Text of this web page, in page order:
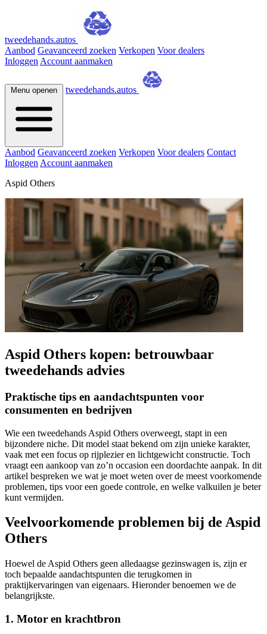
tweedehands.autos
Aanbod Geavanceerd zoeken Verkopen Voor dealers
Inloggen Account aanmaken
Menu openen tweedehands.autos
Aanbod Geavanceerd zoeken Verkopen Voor dealers Contact
Inloggen Account aanmaken
Aspid Others
Aspid Others kopen: betrouwbaar
tweedehands advies
Praktische tips en aandachtspunten voor
consumenten en bedrijven
Wie een tweedehands Aspid Others overweegt, stapt in een
bijzondere niche. Dit model staat bekend om zijn unieke karakter,
vaak met een focus op rijplezier en lichtgewicht constructie. Toch
vraagt een aankoop van zo’n occasion een doordachte aanpak. In dit
artikel bespreken we wat je moet weten over de meest voorkomende
problemen, tips voor een goede controle, en welke valkuilen je beter
kunt vermijden.
Veelvoorkomende problemen bij de Aspid
Others
Hoewel de Aspid Others geen alledaagse gezinswagen is, zijn er
toch bepaalde aandachtspunten die terugkomen in
praktijkervaringen van eigenaars. Hieronder benoemen we de
belangrijkste.
1. Motor en krachtbron